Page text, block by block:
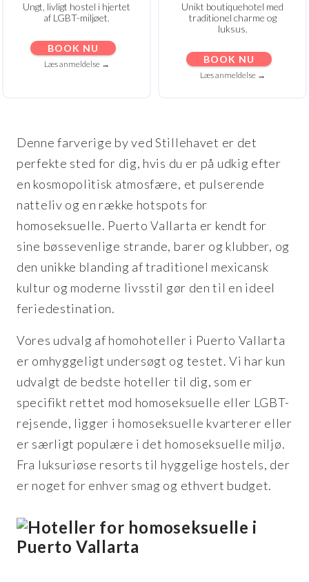
Ungt, livligt hostel i hjertet
af LGBT-miljøet.
BOOK NU
Læs anmeldelse →
Unikt boutiquehotel med
traditionel charme og
luksus.
BOOK NU
Læs anmeldelse →
Denne farverige by ved Stillehavet er det
perfekte sted for dig, hvis du er på udkig efter
en kosmopolitisk atmosfære, et pulserende
natteliv og en række hotspots for
homoseksuelle. Puerto Vallarta er kendt for
sine bøssevenlige strande, barer og klubber, og
den unikke blanding af traditionel mexicansk
kultur og moderne livsstil gør den til en ideel
feriedestination.
Vores udvalg af homohoteller i Puerto Vallarta
er omhyggeligt undersøgt og testet. Vi har kun
udvalgt de bedste hoteller til dig, som er
specifikt rettet mod homoseksuelle eller LGBT-
rejsende, ligger i homoseksuelle kvarterer eller
er særligt populære i det homoseksuelle miljø.
Fra luksuriøse resorts til hyggelige hostels, der
er noget for enhver smag og ethvert budget.